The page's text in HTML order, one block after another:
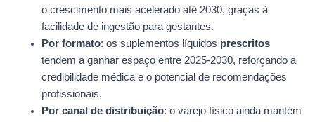
o crescimento mais acelerado até 2030, graças à
facilidade de ingestão para gestantes.
Por formato: os suplementos líquidos prescritos
tendem a ganhar espaço entre 2025-2030, reforçando a
credibilidade médica e o potencial de recomendações
profissionais.
Por canal de distribuição: o varejo físico ainda mantém